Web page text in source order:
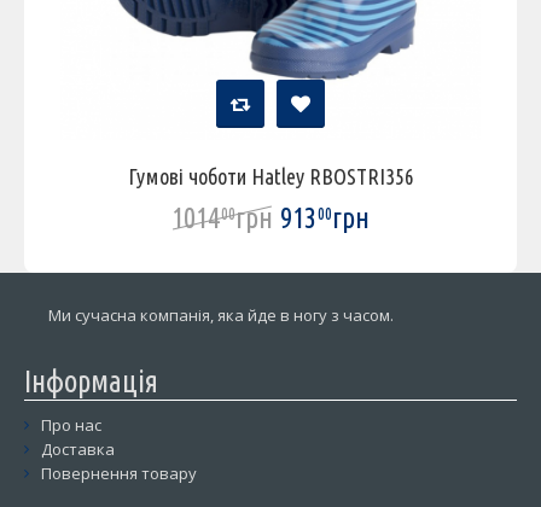
Гумові чоботи Hatley RBOSTRI356
101400грн 91300грн
Ми сучасна компанія, яка йде в ногу з часом.
Інформація
Про нас
Доставка
Повернення товару